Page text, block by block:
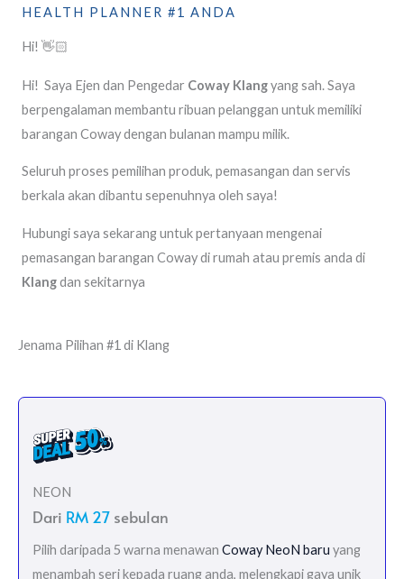
HEALTH PLANNER #1 ANDA
Hi! 👋🏻
Hi! Saya Ejen dan Pengedar Coway Klangyang sah. Saya
berpengalaman membantu ribuan pelanggan untuk memiliki
barangan Coway dengan bulanan mampu milik.
Seluruh proses pemilihan produk, pemasangan dan servis
berkala akan dibantu sepenuhnya oleh saya!
Hubungi saya sekarang untuk pertanyaan mengenai
pemasangan barangan Coway di rumah atau premis anda di
Klangdan sekitarnya
Jenama Pilihan #1 di Klang
NEON
Dari RM 27 sebulan
Pilih daripada 5 warna menawan Coway NeoN baru yang
menambah seri kepada ruang anda, melengkapi gaya unik